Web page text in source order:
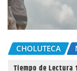
CHOLUTECA